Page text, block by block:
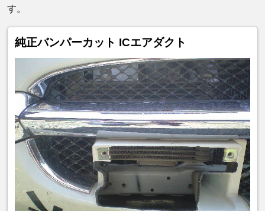
す。
純正バンパーカット ICエアダクト